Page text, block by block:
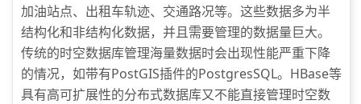
加油站点、出租车轨迹、交通路况等。这些数据多为半
结构化和非结构化数据，并且需要管理的数据量巨大。
传统的时空数据库管理海量数据时会出现性能严重下降
的情况，如带有PostGIS插件的PostgresSQL。HBase等
具有高可扩展性的分布式数据库又不能直接管理时空数